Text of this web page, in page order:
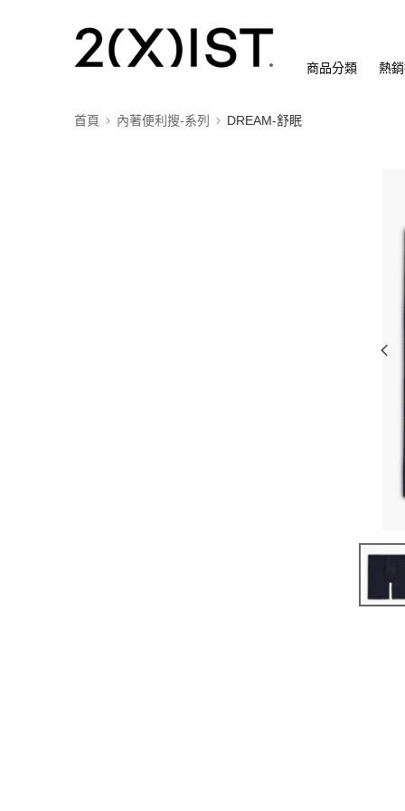
商品分類 熱
首頁 內著便利搜-系列 DREAM-舒眠